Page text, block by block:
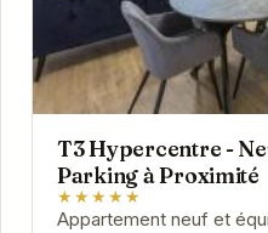
T3 Hypercentre -
Parking à Proximité
★★★★★
Appartement neuf et